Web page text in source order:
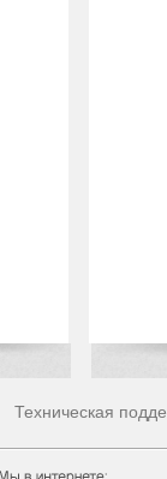
Техническая